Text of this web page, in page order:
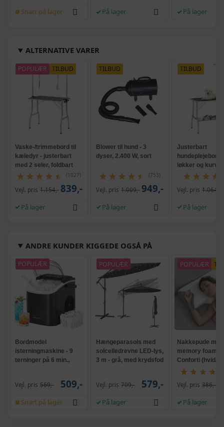
Snart på lager På lager På lager
ALTERNATIVE VARER
POPULÆR TILBUD
Vaske-/trimmebord til
kæledyr - justerbart
med 2 seler, foldbart
(1027)
Vejl. pris 1.154,- 839,-
På lager
TILBUD
Blower til hund - 3
dyser, 2.400 W, sort
(753)
Vejl. pris 1.009,- 949,-
På lager
TILBUD
Justerbart
hundeplejebord
løkker og kurv -
foldbart, sort/
Vejl. pris 1.064,-
På lager
ANDRE KUNDER KIGGEDE OGSÅ PÅ
POPULÆR
Bordmodel
isterningmaskine - 9
terninger på 6 min.,
Vejl. pris 569,- 509,-
Snart på lager
POPULÆR
Hængeparasols med
solcelledrevne LED-lys,
3 m - grå, med krydsfod
Vejl. pris 709,- 579,-
På lager
POPULÆR
Nakkepude med
memory foam -
Conforti (hvid/
Vejl. pris 386,-
På lager